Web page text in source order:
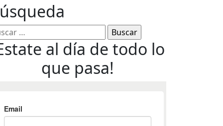
al día de todo lo
que pasa!